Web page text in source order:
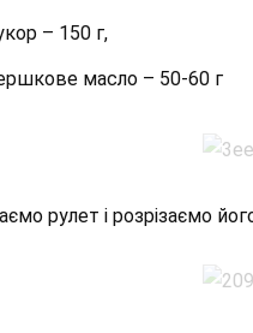
– 150 г,
масло – 50-60 г
рулет і розрізаємо